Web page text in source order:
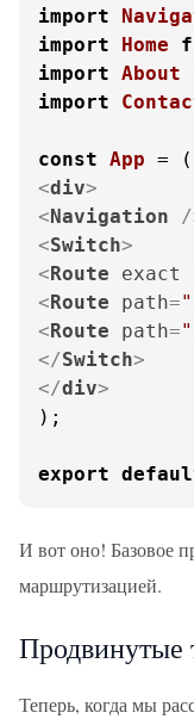
import
import
Home
import About
import
const App = (
<div>
<Navigation /
<Switch>
<Route exact
<Route path=
<Route path=
</Switch>
</div>
);
export
И вот оно! Базовое
маршрутизацией.
Продвинутые
Теперь, когда мы